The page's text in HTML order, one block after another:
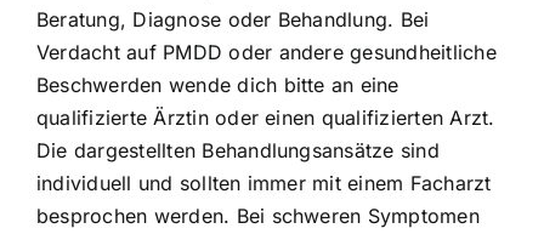
Beratung, Diagnose oder Behandlung. Bei
Verdacht auf PMDD oder andere gesundheitliche
Beschwerden wende dich bitte an eine
qualifizierte Ärztin oder einen qualifizierten Arzt.
Die dargestellten Behandlungsansätze sind
individuell und sollten immer mit einem Facharzt
besprochen werden. Bei schweren Symptomen